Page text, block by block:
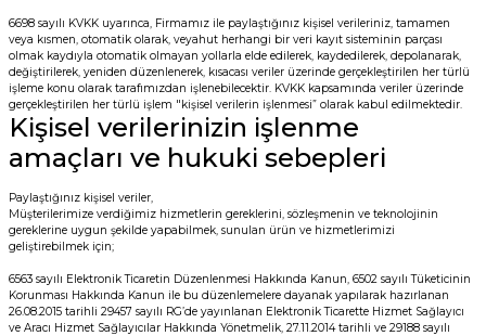
6698 sayılı KVKK uyarınca, Firmamız ile paylaştığınız kişisel verileriniz, tamamen
veya kısmen, otomatik olarak, veyahut herhangi bir veri kayıt sisteminin parçası
olmak kaydıyla otomatik olmayan yollarla elde edilerek, kaydedilerek, depolanarak,
değiştirilerek, yeniden düzenlenerek, kısacası veriler üzerinde gerçekleştirilen her türlü
işleme konu olarak tarafımızdan işlenebilecektir. KVKK kapsamında veriler üzerinde
gerçekleştirilen her türlü işlem "kişisel verilerin işlenmesi” olarak kabul edilmektedir.
Kişisel verilerinizin işlenme
amaçları ve hukuki sebepleri
Paylaştığınız kişisel veriler,
Müşterilerimize verdiğimiz hizmetlerin gereklerini, sözleşmenin ve teknolojinin
gereklerine uygun şekilde yapabilmek, sunulan ürün ve hizmetlerimizi
geliştirebilmek için;
6563 sayılı Elektronik Ticaretin Düzenlenmesi Hakkında Kanun, 6502 sayılı Tüketicinin
Korunması Hakkında Kanun ile bu düzenlemelere dayanak yapılarak hazırlanan
26.08.2015 tarihli 29457 sayılı RG’de yayınlanan Elektronik Ticarette Hizmet Sağlayıcı
ve Aracı Hizmet Sağlayıcılar Hakkında Yönetmelik, 27.11.2014 tarihli ve 29188 sayılı